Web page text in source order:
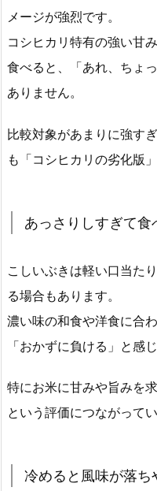
メージが強烈です。
コシヒカリ特有の強い甘
食べると、「あれ、ちょ
ありません。
比較対象があまりに強す
も「コシヒカリの劣化版
あっさりしすぎて食
こしいぶきは軽い口当た
る場合もあります。
濃い味の和食や洋食に合
「おかずに負ける」と感
特にお米に甘みや旨みを
という評価につながってい
冷めると風味が落ち